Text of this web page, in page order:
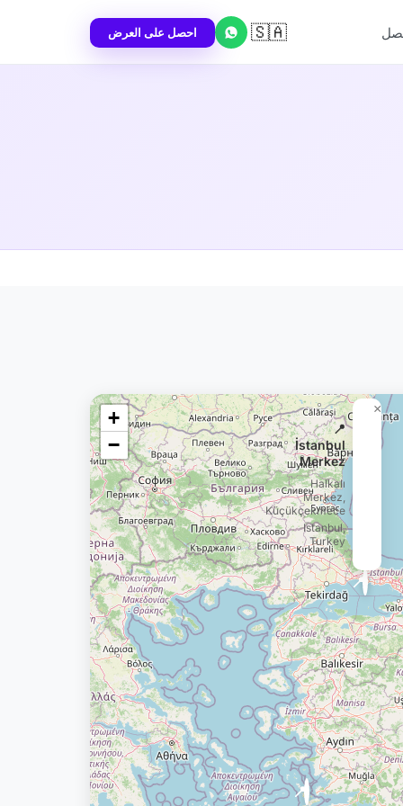
🇸🇦 احصل على العرض
📍
📍
📍
İstanbul
Merkez
Halkalı
Merkez,
Küçükçekmece
Istanbul,
Turkey
×
+
−